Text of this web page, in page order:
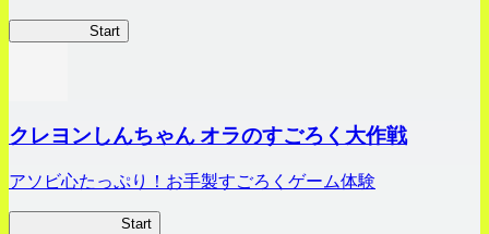
Start
クレヨンしんちゃん オラのすごろく大作戦
アソビ心たっぷり！お手製すごろくゲーム体験
Start